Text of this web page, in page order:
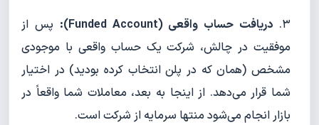
۳. دریافت حساب واقعی (Funded Account):
پس از
موفقیت در چالش، شرکت یک حساب واقعی با موجودی
مشخص (همان که در پلن انتخاب کرده بودید) در اختیار
شما قرار می‌دهد. از اینجا به بعد، معاملات شما واقعاً در
بازار انجام می‌شود منتها سرمایه از شرکت است.